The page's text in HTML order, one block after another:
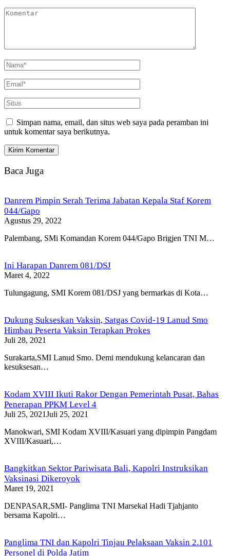
Simpan nama, email, dan situs web saya pada peramban ini
untuk komentar saya berikutnya.
Baca Juga
Danrem Pimpin Serah Terima Jabatan Kepala Staf Korem
044/Gapo
Agustus 29, 2022
Palembang, SMi Komandan Korem 044/Gapo Brigjen TNI M…
Ini Harapan Danrem 081/DSJ
Maret 4, 2022
Tulungagung, SMI Korem 081/DSJ yang bermarkas di Kota…
Dukung Sukseskan Vaksin, Satgas Covid-19 Lanud Smo
Himbau Peserta Vaksin Terapkan Prokes
Juli 28, 2021
Surakarta,SMI Lanud Smo. Demi mendukung kelancaran dan
kesuksesan…
Kodam XVIII Ikuti Rakor Dengan Pemerintah Pusat, Bahas
Penerapan PPKM Level 4
Juli 25, 2021Juli 25, 2021
Manokwari, SMI Kodam XVIII/Kasuari yang dipimpin Pangdam
XVIII/Kasuari,…
Bangkitkan Sektor Pariwisata Bali, Kapolri Instruksikan
Vaksinasi Dikeroyok
Maret 19, 2021
DENPASAR,SMI- Panglima TNI Marsekal Hadi Tjahjanto
bersama Kapolri…
Panglima TNI dan Kapolri Tinjau Pelaksaan Vaksin 2.101
Personel di Polda Jatim